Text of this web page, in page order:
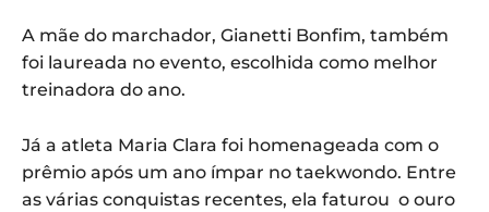
A mãe do marchador, Gianetti Bonfim, também
foi laureada no evento, escolhida como melhor
treinadora do ano.
Já a atleta Maria Clara foi homenageada com o
prêmio após um ano ímpar no taekwondo. Entre
as várias conquistas recentes, ela faturou o ouro